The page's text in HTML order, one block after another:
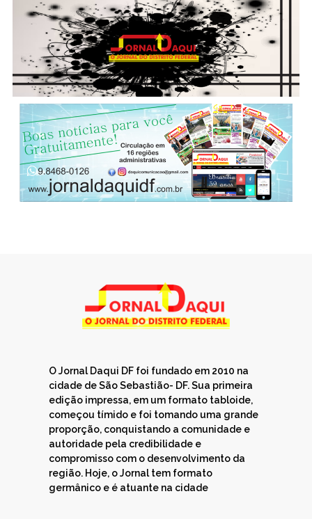
O Jornal Daqui DF foi fundado em 2010 na
cidade de São Sebastião- DF. Sua primeira
edição impressa, em um formato tabloide,
começou tímido e foi tomando uma grande
proporção, conquistando a comunidade e
autoridade pela credibilidade e
compromisso com o desenvolvimento da
região. Hoje, o Jornal tem formato
germânico e é atuante na cidade